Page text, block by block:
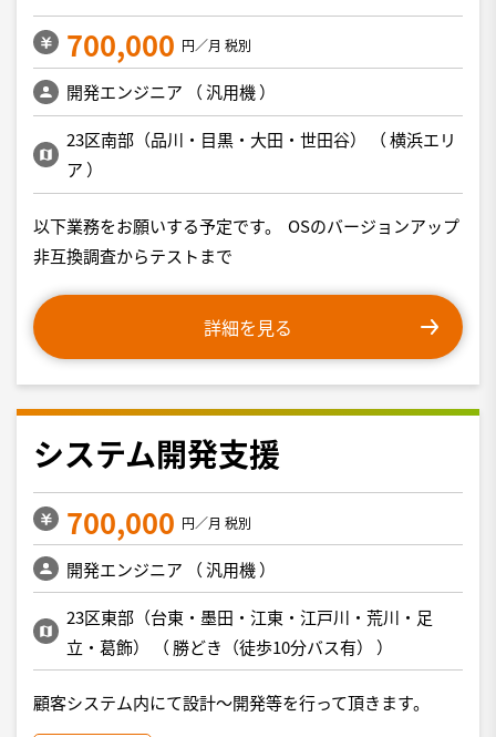
700,000 円／月 税別
開発エンジニア （汎用機）
23区南部（品川・目黒・大田・世田谷） （横浜エリ
ア ）
以下業務をお願いする予定です。 OSのバージョンアップ
非互換調査からテストまで
詳細を見る
システム開発支援
700,000 円／月 税別
開発エンジニア （汎用機）
23区東部（台東・墨田・江東・江戸川・荒川・足
立・葛飾）
（ 勝どき（徒歩10分バス有） ）
顧客システム内にて設計〜開発等を行って頂きます。